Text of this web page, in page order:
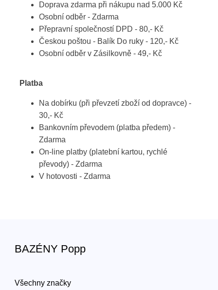
Doprava zdarma při nákupu nad 5.000 Kč
Osobní odběr - Zdarma
Přepravní společností DPD - 80,- Kč
Českou poštou - Balík Do ruky - 120,- Kč
Osobní odběr v Zásilkovně - 49,- Kč
Platba
Na dobírku (při převzetí zboží od dopravce) -
30,- Kč
Bankovním převodem (platba předem) -
Zdarma
On-line platby (platební kartou, rychlé
převody) - Zdarma
V hotovosti - Zdarma
BAZÉNY Popp
Všechny značky